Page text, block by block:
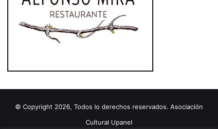
© Copyright 2026, Todos lo derechos reservados. Asociación
Cultural Upanel